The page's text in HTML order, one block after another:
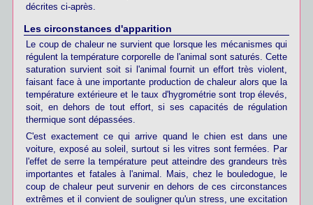
décrites ci-après.
Les circonstances d'apparition
Le coup de chaleur ne survient que lorsque les mécanismes qui
régulent la température corporelle de l'animal sont saturés. Cette
saturation survient soit si l'animal fournit un effort très violent,
faisant face à une importante production de chaleur alors que la
température extérieure et le taux d'hygrométrie sont trop élevés,
soit, en dehors de tout effort, si ses capacités de régulation
thermique sont dépassées.
C'est exactement ce qui arrive quand le chien est dans une
voiture, exposé au soleil, surtout si les vitres sont fermées. Par
l'effet de serre la température peut atteindre des grandeurs très
importantes et fatales à l'animal. Mais, chez le bouledogue, le
coup de chaleur peut survenir en dehors de ces circonstances
extrêmes et il convient de souligner qu'un stress, une excitation